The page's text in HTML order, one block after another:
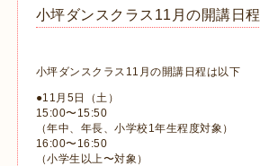
小坪ダンスクラス11月の開講日程
小坪ダンスクラス11月の開講日程は以下
●11月5日（土）
15:00〜15:50
（年中、年長、小学校1年生程度対象）
16:00〜16:50
（小学生以上〜対象）